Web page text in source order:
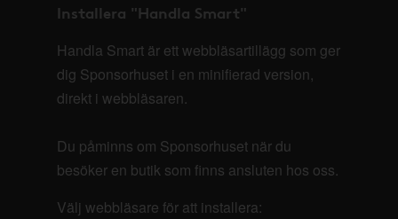
Installera "Handla Smart"
Handla Smart är ett webbläsartillägg som ger
dig Sponsorhuset i en minifierad version,
direkt i webbläsaren.
Du påminns om Sponsorhuset när du
besöker en butik som finns ansluten hos oss.
Välj webbläsare för att installera: